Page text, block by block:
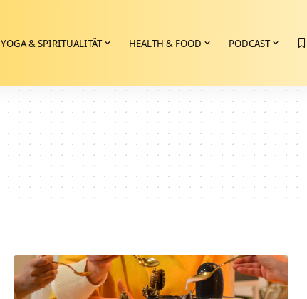
YOGA & SPIRITUALITÄT HEALTH & FOOD PODCAST